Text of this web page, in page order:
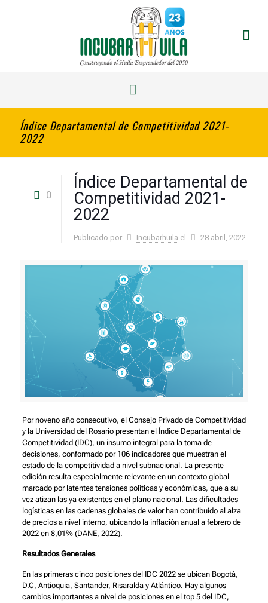
Índice Departamental de Competitividad 2021-
2022
0
Índice Departamental de
Competitividad 2021-
2022
Publicado por Incubarhuila el 28 abril, 2022
Por noveno año consecutivo, el Consejo Privado de Competitividad
y la Universidad del Rosario presentan el Índice Departamental de
Competitividad (IDC), un insumo integral para la toma de
decisiones, conformado por 106 indicadores que muestran el
estado de la competitividad a nivel subnacional. La presente
edición resulta especialmente relevante en un contexto global
marcado por latentes tensiones políticas y económicas, que a su
vez atizan las ya existentes en el plano nacional. Las dificultades
logísticas en las cadenas globales de valor han contribuido al alza
de precios a nivel interno, ubicando la inflación anual a febrero de
2022 en 8,01% (DANE, 2022).
Resultados Generales
En las primeras cinco posiciones del IDC 2022 se ubican Bogotá,
D.C, Antioquia, Santander, Risaralda y Atlántico. Hay algunos
cambios importantes a nivel de posiciones en el top 5 del IDC,